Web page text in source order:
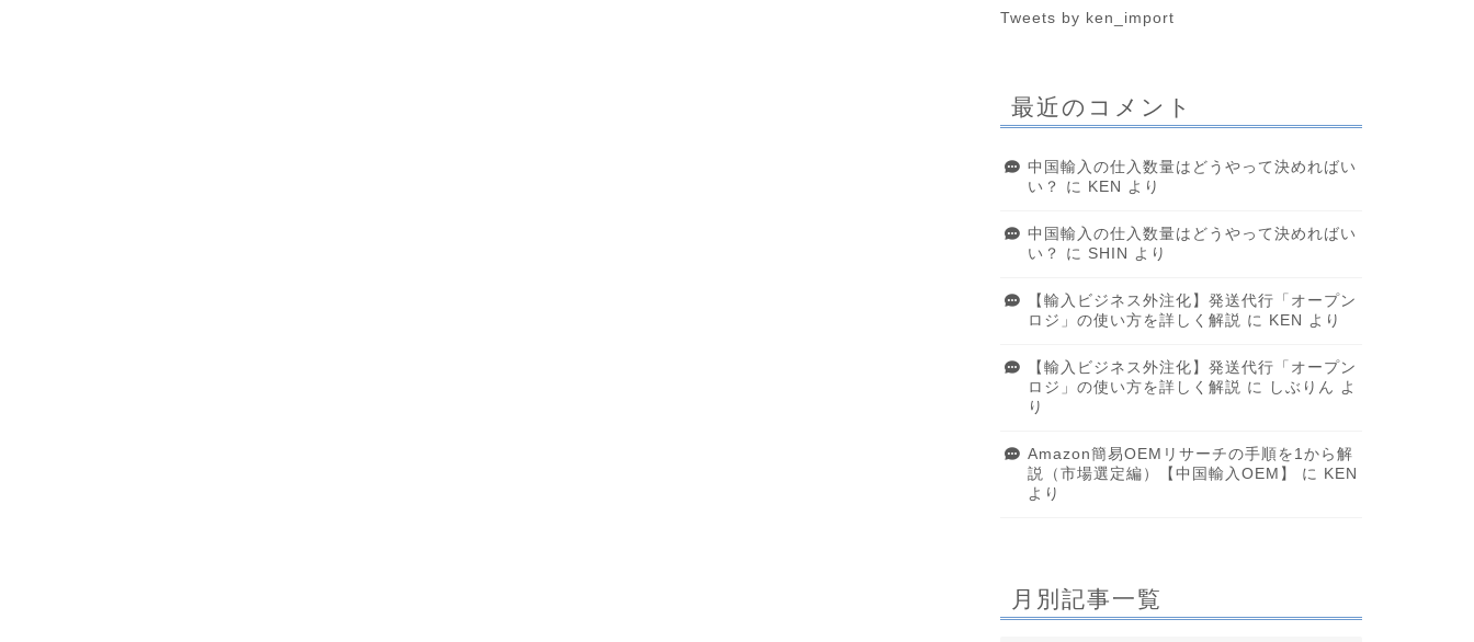
Tweets by ken_import
最近のコメント
中国輸入の仕入数量はどうやって決めればい
い？
に KEN より
中国輸入の仕入数量はどうやって決めればい
い？
に SHIN より
【輸入ビジネス外注化】発送代行「オープン
ロジ」の使い方を詳しく解説 に KEN より
【輸入ビジネス外注化】発送代行「オープン
ロジ」の使い方を詳しく解説 に しぶりん よ
り
Amazon簡易OEMリサーチの手順を1から解
説（市場選定編）【中国輸入OEM】
に
KEN
より
月別記事一覧